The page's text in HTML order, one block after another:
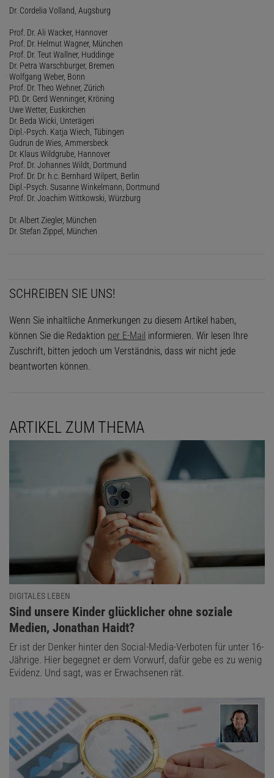
Dr. Cordelia Volland, Augsburg
Prof. Dr. Ali Wacker, Hannover
Prof. Dr. Helmut Wagner, München
Prof. Dr. Teut Wallner, Huddinge
Dr. Petra Warschburger, Bremen
Wolfgang Weber, Bonn
Prof. Dr. Theo Wehner, Zürich
PD. Dr. Gerd Wenninger, Kröning
Uwe Wetter, Euskirchen
Dr. Beda Wicki, Unterägeri
Dipl.-Psych. Katja Wiech, Tübingen
Gudrun de Wies, Ammersbeck
Dr. Klaus Wildgrube, Hannover
Prof. Dr. Johannes Wildt, Dortmund
Prof. Dr. Dr. h.c. Bernhard Wilpert, Berlin
Dipl.-Psych. Susanne Winkelmann, Dortmund
Prof. Dr. Joachim Wittkowski, Würzburg
Dr. Albert Ziegler, München
Dr. Stefan Zippel, München
SCHREIBEN SIE UNS!
Wenn Sie inhaltliche Anmerkungen zu diesem Artikel haben,
können Sie die Redaktion per E-Mail informieren. Wir lesen Ihre
Zuschrift, bitten jedoch um Verständnis, dass wir nicht jede
beantworten können.
ARTIKEL ZUM THEMA
DIGITALES LEBEN
:
Sind unsere Kinder glücklicher ohne soziale
Medien, Jonathan Haidt?
Er ist der Denker hinter den Social-Media-Verboten für unter 16-
Jährige. Hier begegnet er dem Vorwurf, dafür gebe es zu wenig
Evidenz. Und sagt, was er Erwachsenen rät.